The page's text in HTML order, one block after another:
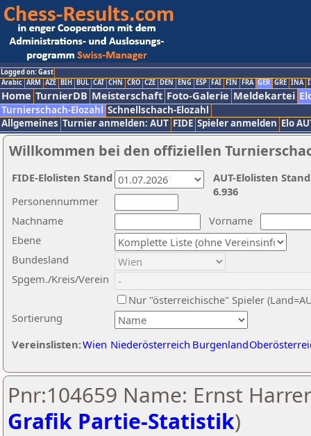
Logged on: Gast
Arabic ARM AZE BIH BUL CAT CHN CRO CZE DEN ENG ESP FAI FIN FRA GER GRE INA
Home TurnierDB Meisterschaft Foto-Galerie Meldekartei
Turnierschach-Elozahl Schnellschach-Elozahl
Allgemeines Turnier anmelden: AUT FIDE Spieler anmelden Elo
Willkommen bei den offiziellen
Nachname
Vorname
Ebene
Sortierung
Personennummer
Bundesland
Spgem./Kreis/Verein
Nur "österreichische" Spieler
Vereinslisten:Wien Niederösterreich Burgenland
AUT-Elolisten
6.936
FIDE-Elolisten Stand
Pnr:104659 Name: Ernst
Grafik Partie-Statistik)